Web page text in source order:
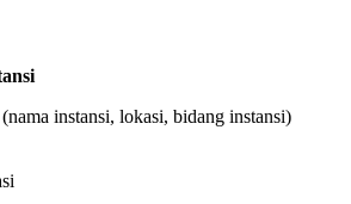
instansi, lokasi, bidang instansi)